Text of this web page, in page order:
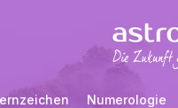
Numerologie